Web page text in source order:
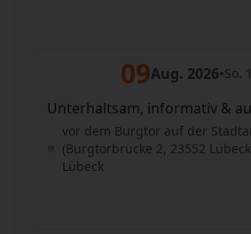
09Aug. 2026•So.
Unterhaltsam, informativ &
vor dem Burgtor auf der
(Burgtorbrücke 2, 23552
Lübeck